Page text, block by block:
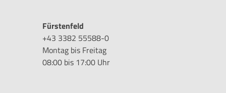
Fürstenfeld
+43 3382 55588-0
Montag bis Freitag
08:00 bis 17:00 Uhr